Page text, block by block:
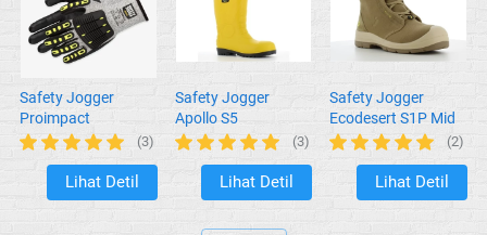
Safety Jogger
Proimpact
(3)
`Lihat Detil
Safety Jogger
Apollo S5
(3)
`
Lihat Detil
Safety Jogger
Ecodesert S1P Mid
(2)
`Lihat Detil